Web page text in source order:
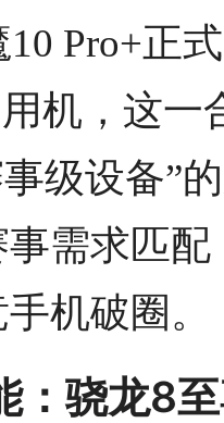
10 Pro+正
用机，这
级设备”
需求匹
机破圈。
：骁龙8